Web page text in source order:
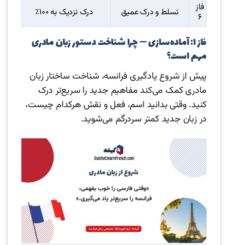
فاز
۶ تسلط و درک عمیق درک نزدیک به ۱۰۰٪
فاز ۱: آماده‌سازی — چرا شناخت دستور زبان مادری
مهم است؟
پیش از شروع یادگیری فرانسه، شناخت ساختار زبان
مادری کمک می‌کند مفاهیم جدید را سریع‌تر درک
کنید. وقتی بدانید اسم، فعل و نقش هرکدام چیست،
در زبان جدید کمتر سردرگم می‌شوید.